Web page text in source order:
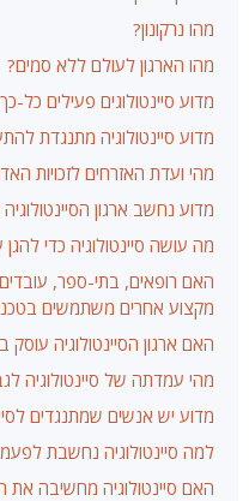
מהו נרקונון?
מהו הארגון לעולם ללא סמים?
מדוע סיינטולוגים פעילים כל-
מדוע סיינטולוגיה מתנגדת
מהי ועדת האזרחים לזכויות
מדוע נחשב ארגון
מה עושה סיינטולוגיה כדי
האם רופאים, בתי-ספר,
מקצוע אחרים משתמשים
האם ארגון הסיינטולוגיה עוסק
מהי עמדתה של סיינטולוגיה
מדוע יש אנשים שמתנגדים
למה סיינטולוגיה נחשבת
האם סיינטולוגיה מחשיבה את